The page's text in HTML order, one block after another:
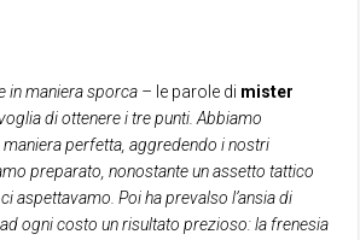
in maniera sporca – le parole di mister
di ottenere i tre punti. Abbiamo
perfetta, aggredendo i nostri
preparato, nonostante un assetto tattico
aspettavamo. Poi ha prevalso l’ansia di
ogni costo un risultato prezioso: la frenesia